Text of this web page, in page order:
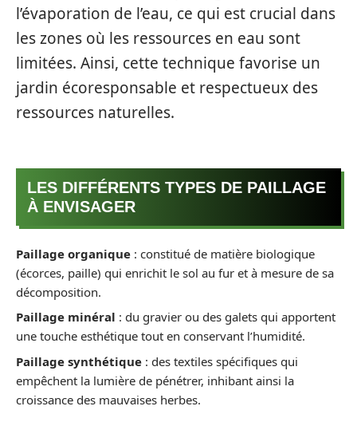
l’évaporation de l’eau, ce qui est crucial dans
les zones où les ressources en eau sont
limitées. Ainsi, cette technique favorise un
jardin écoresponsable et respectueux des
ressources naturelles.
LES DIFFÉRENTS TYPES DE PAILLAGE
À ENVISAGER
Paillage organique : constitué de matière biologique
(écorces, paille) qui enrichit le sol au fur et à mesure de sa
décomposition.
Paillage minéral : du gravier ou des galets qui apportent
une touche esthétique tout en conservant l’humidité.
Paillage synthétique : des textiles spécifiques qui
empêchent la lumière de pénétrer, inhibant ainsi la
croissance des mauvaises herbes.